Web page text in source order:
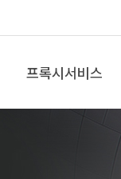
프록시서비스